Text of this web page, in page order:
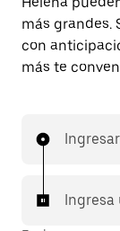
más grandes.
con
más te
Ingresa